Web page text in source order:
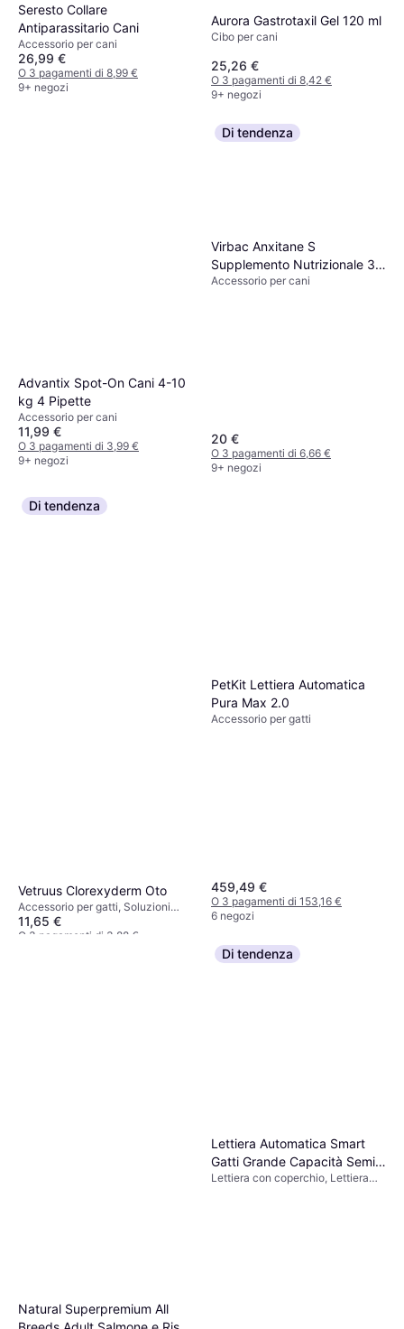
Seresto Collare
Antiparassitario Cani
Accessorio per cani
26,99 €
O 3 pagamenti di 8,99 €
9+ negozi
Aurora Gastrotaxil Gel 120 ml
Cibo per cani
25,26 €
O 3 pagamenti di 8,42 €
9+ negozi
Advantix Spot-On Cani 4-10
kg 4 Pipette
Accessorio per cani
11,99 €
O 3 pagamenti di 3,99 €
9+ negozi
Di tendenza
Virbac Anxitane S
Supplemento Nutrizionale 30
Compresse
Accessorio per cani
20 €
O 3 pagamenti di 6,66 €
9+ negozi
Di tendenza
Vetruus Clorexyderm Oto
Accessorio per gatti, Soluzioni
auricolari per cani
11,65 €
O 3 pagamenti di 3,88 €
PetKit Lettiera Automatica
Pura Max 2.0
Accessorio per gatti
459,49 €
O 3 pagamenti di 153,16 €
6 negozi
Natural Superpremium All
Di tendenza
Lettiera Automatica Smart
Gatti Grande Capacità Semi-
Chiusa
Lettiera con coperchio, Lettiera